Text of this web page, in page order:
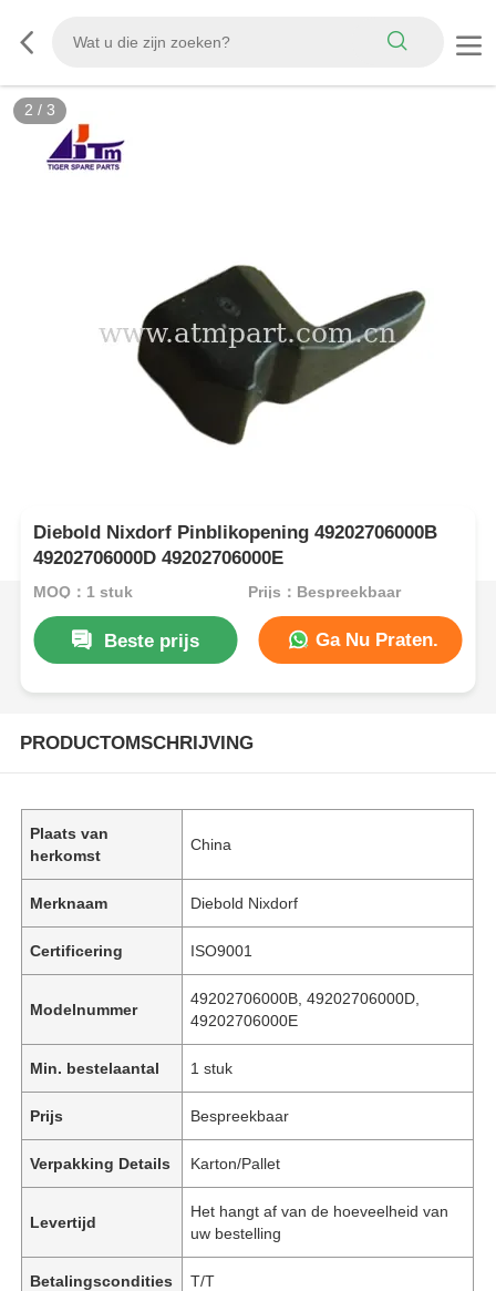
2 / 3
Diebold Nixdorf Pinblikopening 49202706000B
49202706000D 49202706000E
MOQ：1 stuk Prijs：Bespreekbaar
Beste prijs Ga Nu Praten.
PRODUCTOMSCHRIJVING
Plaats van
herkomst
China
Merknaam Diebold Nixdorf
Certificering ISO9001
Modelnummer
49202706000B, 49202706000D,
49202706000E
Min. bestelaantal 1 stuk
Prijs Bespreekbaar
Verpakking Details Karton/Pallet
Levertijd
Het hangt af van de hoeveelheid van
uw bestelling
Betalingscondities T/T